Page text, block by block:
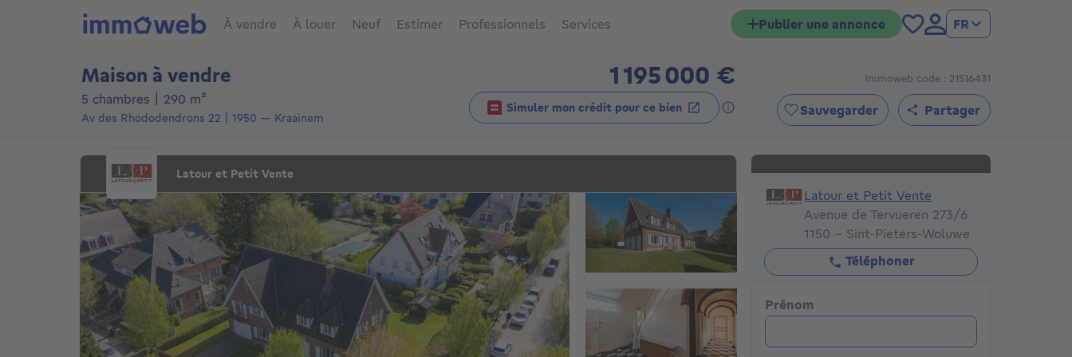
À vendre À louer Neuf Estimer Professionnels Services Publier une annonce FR
Maison à vendre 1 195 000 €1195000€
5 chambres 290 m²
Av des Rhododendrons 22 1950 — Kraainem
Simuler mon crédit pour ce bien
Immoweb code : 21516431
Sauvegarder Partager
Latour et Petit Vente
Latour et Petit Vente
Latour et Petit Vente
Avenue de Tervueren 273/6
1150 - Sint-Pieters-Woluwe
Téléphoner
Prénom